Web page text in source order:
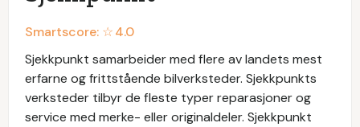
Smartscore: ☆4.0
Sjekkpunkt samarbeider med flere av landets mest
erfarne og frittstående bilverksteder. Sjekkpunkts
verksteder tilbyr de fleste typer reparasjoner og
service med merke- eller originaldeler. Sjekkpunkt